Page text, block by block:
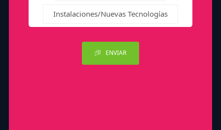
Instalaciones/Nuevas Tecnologías
ENVIAR